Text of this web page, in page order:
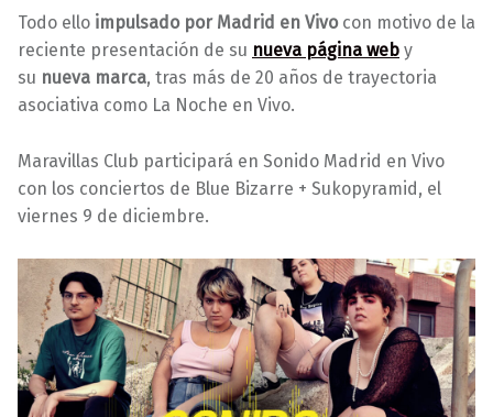
Todo ello impulsado por Madrid en Vivocon motivo de la
reciente presentación de su nueva página web y
su nueva marca, tras más de 20 años de trayectoria
asociativa como La Noche en Vivo.
Maravillas Club participará en Sonido Madrid en Vivo
con los conciertos de Blue Bizarre + Sukopyramid, el
viernes 9 de diciembre.